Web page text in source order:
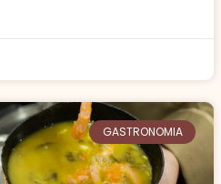
GASTRONOMIA